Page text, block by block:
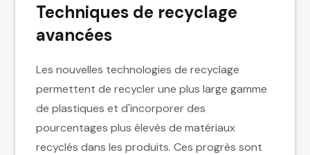
Techniques de recyclage
avancées
Les nouvelles technologies de recyclage
permettent de recycler une plus large gamme
de plastiques et d'incorporer des
pourcentages plus élevés de matériaux
recyclés dans les produits. Ces progrès sont